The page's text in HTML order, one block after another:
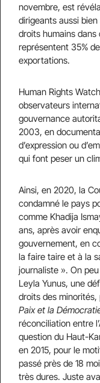
novembre, est
dirigeants aussi
droits humains
représentent 35%
exportations.
Human Rights
observateurs
gouvernance
2003, en
d’expression ou
qui font peser un
Ainsi, en 2020, la
condamné le pays
comme Khadija
ans, après avoir
gouvernement, en
la faire taire et à la
journaliste ». On
Leyla Yunus, une
droits des minorités,
Paix et la
réconciliation entre
question du Haut-
en 2015, pour le
passé près de 18
très dures. Juste